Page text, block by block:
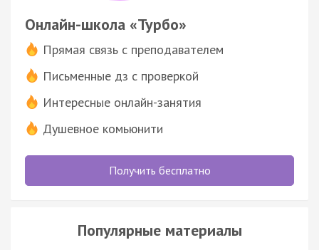
Онлайн-школа «Турбо»
Прямая связь с преподавателем
Письменные дз с проверкой
Интересные онлайн-занятия
Душевное комьюнити
Получить бесплатно
Популярные материалы